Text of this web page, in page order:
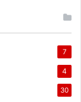
7
4
30